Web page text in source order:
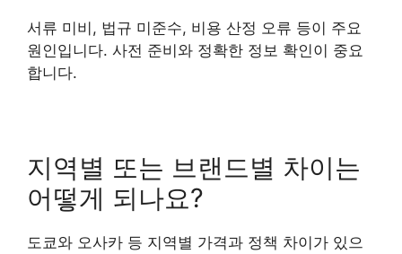
서류 미비, 법규 미준수, 비용 산정 오류 등이 주요
원인입니다. 사전 준비와 정확한 정보 확인이 중요
합니다.
지역별 또는 브랜드별 차이는
어떻게 되나요?
도쿄와 오사카 등 지역별 가격과 정책 차이가 있으